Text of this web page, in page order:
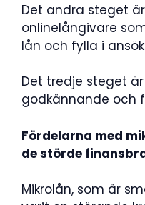
Det andra steget
onlinelångivare
lån och fylla i
Det tredje steget
godkännande och
Fördelarna med
de störde
Mikrolån, som är